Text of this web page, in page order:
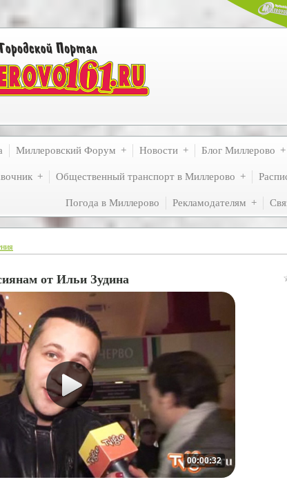
Миллеровский Форум Новости Блог Миллерово
Общественный транспорт в Миллерово
Погода в Миллерово Рекламодателям
от Ильи Зудина
00:00:32